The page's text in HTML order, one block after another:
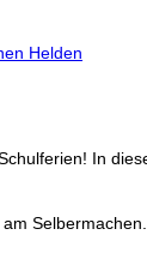
Helden
In